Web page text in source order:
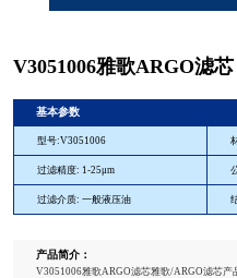
V3051006雅歌ARGO滤芯
基本参数
型号:V3051006
过滤精度: 1-25μm
过滤介质: 一般液压油
产品简介：
V3051006雅歌ARGO滤芯雅歌/ARGO滤